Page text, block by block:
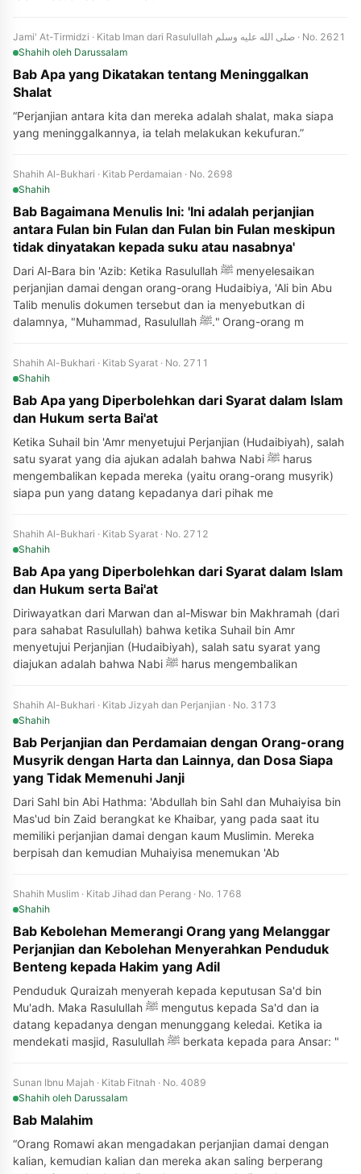
Jami' At-Tirmidzi · Kitab Iman dari Rasulullah صلى الله عليه وسلم · No. 2621
Shahih oleh Darussalam
Bab Apa yang Dikatakan tentang Meninggalkan
Shalat
“Perjanjian antara kita dan mereka adalah shalat, maka siapa
yang meninggalkannya, ia telah melakukan kekufuran.”
Shahih Al-Bukhari · Kitab Perdamaian · No. 2698
Shahih
Bab Bagaimana Menulis Ini: 'Ini adalah perjanjian
antara Fulan bin Fulan dan Fulan bin Fulan meskipun
tidak dinyatakan kepada suku atau nasabnya'
Dari Al-Bara bin 'Azib: Ketika Rasulullah ﷺ menyelesaikan
perjanjian damai dengan orang-orang Hudaibiya, 'Ali bin Abu
Talib menulis dokumen tersebut dan ia menyebutkan di
dalamnya, "Muhammad, Rasulullah ﷺ." Orang-orang m
Shahih Al-Bukhari · Kitab Syarat · No. 2711
Shahih
Bab Apa yang Diperbolehkan dari Syarat dalam Islam
dan Hukum serta Bai'at
Ketika Suhail bin 'Amr menyetujui Perjanjian (Hudaibiyah), salah
satu syarat yang dia ajukan adalah bahwa Nabi ﷺ harus
mengembalikan kepada mereka (yaitu orang-orang musyrik)
siapa pun yang datang kepadanya dari pihak me
Shahih Al-Bukhari · Kitab Syarat · No. 2712
Shahih
Bab Apa yang Diperbolehkan dari Syarat dalam Islam
dan Hukum serta Bai'at
Diriwayatkan dari Marwan dan al-Miswar bin Makhramah (dari
para sahabat Rasulullah) bahwa ketika Suhail bin Amr
menyetujui Perjanjian (Hudaibiyah), salah satu syarat yang
diajukan adalah bahwa Nabi ﷺ harus mengembalikan
Shahih Al-Bukhari · Kitab Jizyah dan Perjanjian · No. 3173
Shahih
Bab Perjanjian dan Perdamaian dengan Orang-orang
Musyrik dengan Harta dan Lainnya, dan Dosa Siapa
yang Tidak Memenuhi Janji
Dari Sahl bin Abi Hathma: 'Abdullah bin Sahl dan Muhaiyisa bin
Mas'ud bin Zaid berangkat ke Khaibar, yang pada saat itu
memiliki perjanjian damai dengan kaum Muslimin. Mereka
berpisah dan kemudian Muhaiyisa menemukan 'Ab
Shahih Muslim · Kitab Jihad dan Perang · No. 1768
Shahih
Bab Kebolehan Memerangi Orang yang Melanggar
Perjanjian dan Kebolehan Menyerahkan Penduduk
Benteng kepada Hakim yang Adil
Penduduk Quraizah menyerah kepada keputusan Sa'd bin
Mu'adh. Maka Rasulullah ﷺ mengutus kepada Sa'd dan ia
datang kepadanya dengan menunggang keledai. Ketika ia
mendekati masjid, Rasulullah ﷺ berkata kepada para Ansar: "
Sunan Ibnu Majah · Kitab Fitnah · No. 4089
Shahih oleh Darussalam
Bab Malahim
“Orang Romawi akan mengadakan perjanjian damai dengan
kalian, kemudian kalian dan mereka akan saling berperang